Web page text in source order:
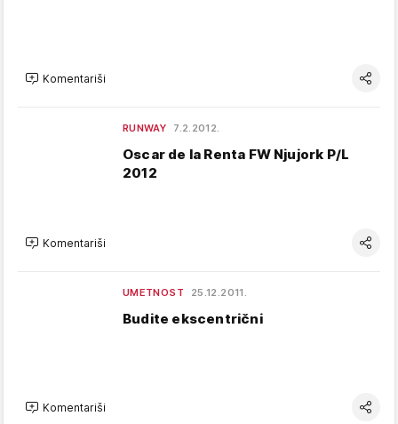
Komentariši
RUNWAY 7.2.2012.
Oscar de la Renta FW Njujork P/L
2012
Komentariši
UMETNOST 25.12.2011.
Budite ekscentrični
Komentariši